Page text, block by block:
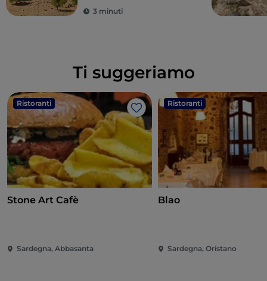
3 minuti
Ti suggeriamo
Ristoranti
Like
Stone Art Cafè
Sardegna, Abbasanta
Ristoranti
Blao
Sardegna, Oristano